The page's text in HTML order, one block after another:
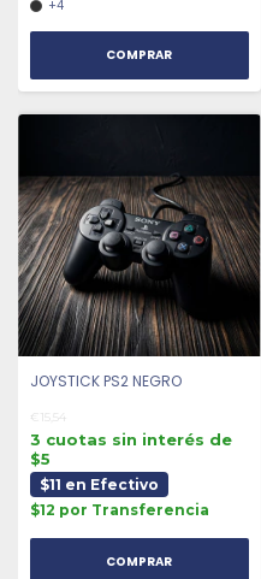
+4
COMPRAR
JOYSTICK PS2 NEGRO
€15,54
3 cuotas sin interés de
$5
$11 en Efectivo
$12 por Transferencia